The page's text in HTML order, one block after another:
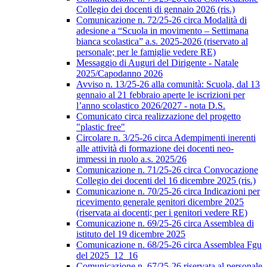
Collegio dei docenti di gennaio 2026 (ris.)
Comunicazione n. 72/25-26 circa Modalità di
adesione a “Scuola in movimento – Settimana
bianca scolastica” a.s. 2025-2026 (riservato al
personale; per le famiglie vedere RE)
Messaggio di Auguri del Dirigente - Natale
2025/Capodanno 2026
Avviso n. 13/25-26 alla comunità: Scuola, dal 13
gennaio al 21 febbraio aperte le iscrizioni per
l’anno scolastico 2026/2027 - nota D.S.
Comunicato circa realizzazione del progetto
"plastic free"
Circolare n. 3/25-26 circa Adempimenti inerenti
alle attività di formazione dei docenti neo-
immessi in ruolo a.s. 2025/26
Comunicazione n. 71/25-26 circa Convocazione
Collegio dei docenti del 16 dicembre 2025 (ris.)
Comunicazione n. 70/25-26 circa Indicazioni per
ricevimento generale genitori dicembre 2025
(riservata ai docenti; per i genitori vedere RE)
Comunicazione n. 69/25-26 circa Assemblea di
istituto del 19 dicembre 2025
Comunicazione n. 68/25-26 circa Assemblea Fgu
del 2025_12_16